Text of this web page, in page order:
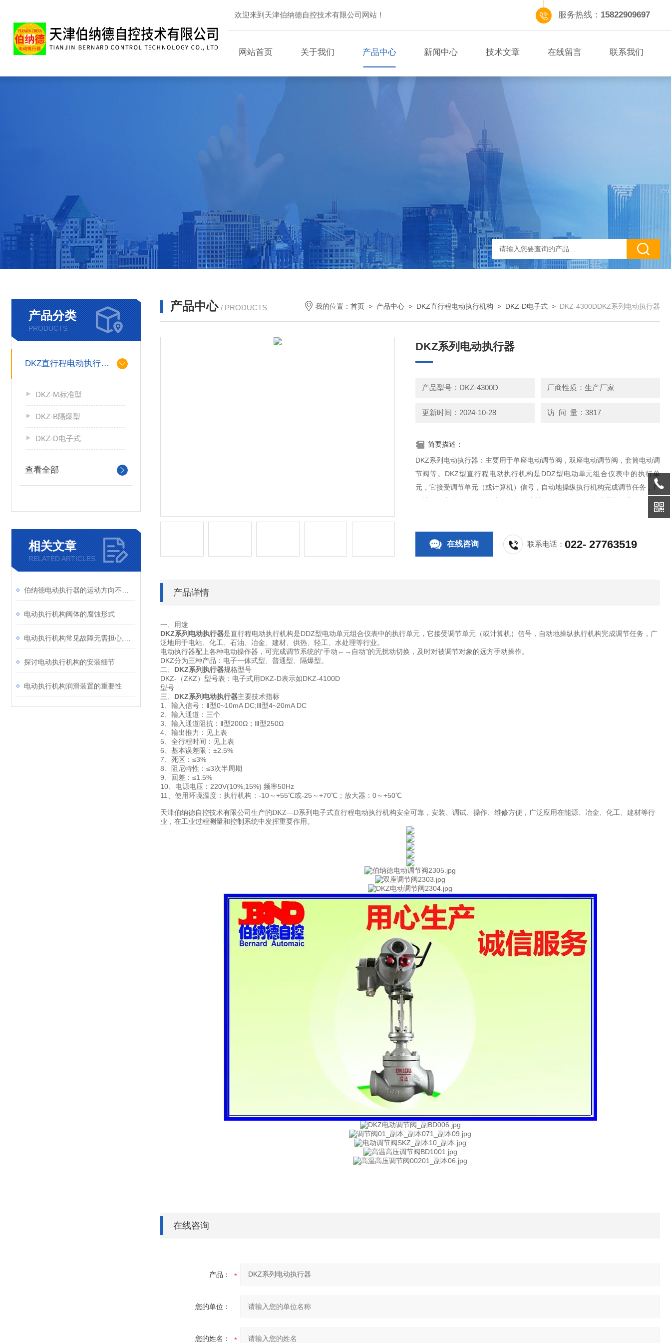
欢迎来到天津伯纳德自控技术有限公司网站！ 服务热线： 15822909697
网站首页 关于我们 产品中心 新闻中心 技术文章 在线留言 联系我们
产品分类
PRODUCTS
DKZ直行程电动执行机构
DKZ-M标准型
DKZ-B隔爆型
DKZ-D电子式
查看全部
相关文章
RELATED ARTICLES
电动执行机构阀体的腐蚀形式
探讨电动执行机构的安装细节
电动执行机构润滑装置的重要性
产品中心 / PRODUCTS 我的位置： 首页 > 产品中心 > DKZ直行程电动执行机构 > DKZ-D电子式 > DKZ-4300DDKZ系列电动执行器
DKZ系列电动执行器
产品型号：DKZ-4300D 厂商性质：生产厂家
更新时间：2024-10-28 访 问 量：3817
简要描述：
DKZ系列电动执行器：主要用于单座电动调节阀，双座电动调节阀，套筒电动调
节阀等。DKZ型直行程电动执行机构是DDZ型电动单元组合仪表中的执行单
元，它接受调节单元（或计算机）信号，自动地操纵执行机构完成调节任务，广
泛地用于电站、化工、石油、冶金、建材、供热、轻工、水处理等行业。
在线咨询 联系电话：022- 27763519
产品详情
一、用途
DKZ系列电动执行器是直行程电动执行机构是DDZ型电动单元组合仪表中的执行单元，它接受调节单元（或计算机）信号，自动地操纵执行机构完成调节任务，广
泛地用于电站、化工、石油、冶金、建材、供热、轻工、水处理等行业。
电动执行器配上各种电动操作器，可完成调节系统的“手动←→自动"的无扰动切换，及时对被调节对象的远方手动操作。
DKZ分为三种产品：电子一体式型、普通型、隔爆型。
二、 DKZ系列执行器规格型号
DKZ-（ZKZ）型号表：电子式用DKZ-D表示如DKZ-4100D
型号
三、 DKZ系列电动执行器主要技术指标
1、输入信号：Ⅱ型0~10mA DC;Ⅲ型4~20mA DC
2、输入通道：三个
3、输入通道阻抗：Ⅱ型200Ω；Ⅲ型250Ω
4、输出推力：见上表
5、全行程时间：见上表
6、基本误差限：±2.5%
7、死区：≤3%
8、阻尼特性：≤3次半周期
9、回差：≤1.5%
10、电源电压：220V(10%,15%) 频率50Hz
11、使用环境温度：执行机构：-10～+55℃或-25～+70℃；放大器：0～+50℃
天津伯纳德自控技术有限公司生产的DKZ—D系列电子式直行程电动执行机构安全可靠，安装、调试、操作、维修方便，广泛应用在能源、冶金、化工、建材等行
业，在工业过程测量和控制系统中发挥重要作用。
在线咨询
产品：
您的单位：
您的姓名：